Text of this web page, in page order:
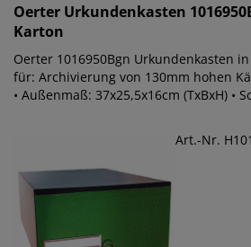
Oerter Urkundenkasten
Karton
Oerter 1016950Bgn Urkundenkasten
für: Archivierung von 130mm hohen
• Außenmaß: 37x25,5x16cm (TxBxH) •
Art.-Nr.